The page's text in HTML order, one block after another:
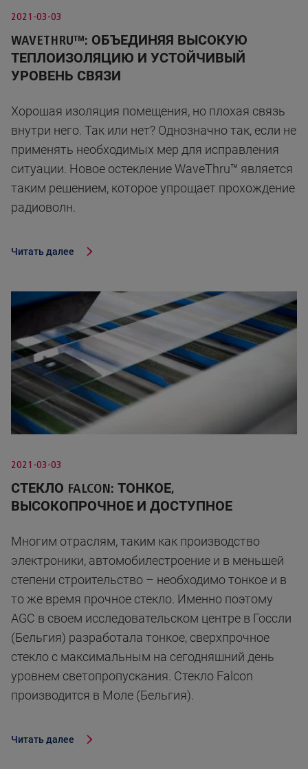
2021-03-03
WAVETHRU™: ОБЪЕДИНЯЯ ВЫСОКУЮ
ТЕПЛОИЗОЛЯЦИЮ И УСТОЙЧИВЫЙ
УРОВЕНЬ СВЯЗИ
Хорошая изоляция помещения, но плохая связь
внутри него. Так или нет? Однозначно так, если не
применять необходимых мер для исправления
ситуации. Новое остекление WaveThru™ является
таким решением, которое упрощает прохождение
радиоволн.
Читать далее
2021-03-03
СТЕКЛО FALCON: ТОНКОЕ,
ВЫСОКОПРОЧНОЕ И ДОСТУПНОЕ
Многим отраслям, таким как производство
электроники, автомобилестроение и в меньшей
степени строительство – необходимо тонкое и в
то же время прочное стекло. Именно поэтому
AGC в своем исследовательском центре в Госсли
(Бельгия) разработала тонкое, сверхпрочное
стекло с максимальным на сегодняшний день
уровнем светопропускания. Стекло Falcon
производится в Моле (Бельгия).
Читать далее